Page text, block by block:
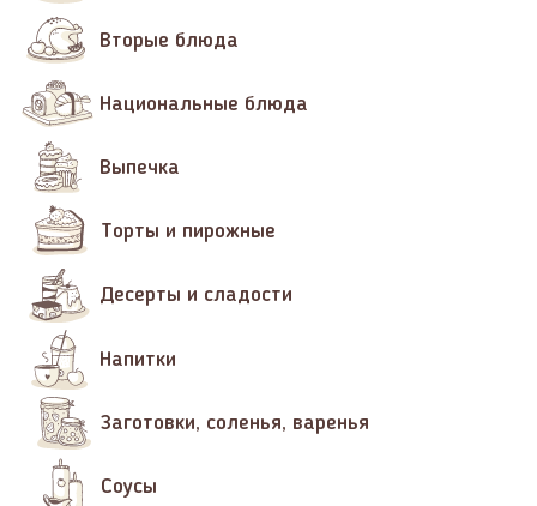
Вторые блюда
Национальные блюда
Выпечка
Торты и пирожные
Десерты и сладости
Напитки
Заготовки, соленья, варенья
Соусы